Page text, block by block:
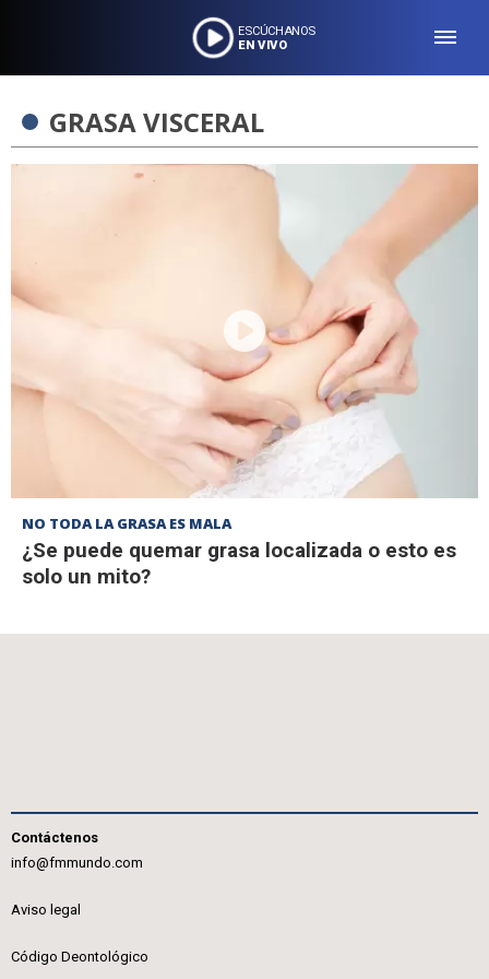
ESCÚCHANOS
EN VIVO
GRASA VISCERAL
NO TODA LA GRASA ES MALA
¿Se puede quemar grasa localizada o esto es
solo un mito?
Contáctenos
info@fmmundo.com
Aviso legal
Código Deontológico